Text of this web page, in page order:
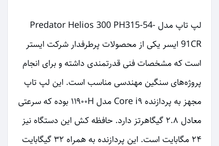
لپ تاپ مدل Predator Helios 300 PH315-54-
91CR ایسر یکی از محصولات پرطرفدار شرکت ایستر
است که مشخصات فنی قدرتمندی داشته و برای انجام
پروژه‌های سنگین مهندسی مناسب است. این لپ تاپ
مجهز به پردازنده Core i۹ مدل ۱۱۹۰۰H بوده که سرعتی
معادل ۲.۸ گیگاهرتز دارد. حافظه کش این دستگاه نیز
۲۴ مگابایت است. این پردازنده به همراه ۳۲ گیگابایت